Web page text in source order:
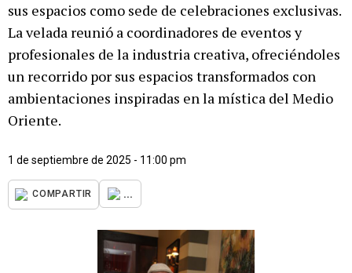
sus espacios como sede de celebraciones exclusivas.
La velada reunió a coordinadores de eventos y
profesionales de la industria creativa, ofreciéndoles
un recorrido por sus espacios transformados con
ambientaciones inspiradas en la mística del Medio
Oriente.
1 de septiembre de 2025 - 11:00 pm
COMPARTIR ...